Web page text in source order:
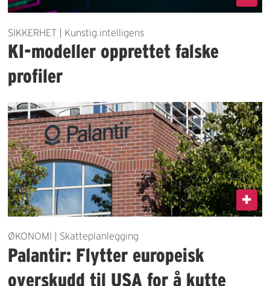
SIKKERHET | Kunstig intelligens
KI-modeller opprettet falske
profiler
ØKONOMI | Skatteplanlegging
Palantir: Flytter europeisk
overskudd til USA for å kutte